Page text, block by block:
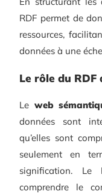
RDF permet de
ressources,
données à une
Le rôle du
Le web
données sont
qu’elles sont
seulement en
signification. Le
comprendre le